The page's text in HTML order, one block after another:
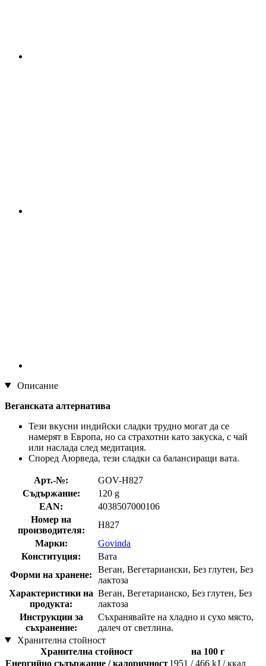
Описание
Веганската алтернатива
Тези вкусни индийски сладки трудно могат да се
намерят в Европа, но са страхотни като закуска, с чай
или наслада след медитация.
Според Аюрведа, тези сладки са балансиращи вата.
Арт.-№:
GOV-H827
Съдържание:
120 g
EAN:
4038507000106
Номер на
производителя:
H827
Марки:
Govinda
Конституция:
Вата
Форми на хранене:
Веган, Вегетариански, Без глутен, Без
лактоза
Характеристики на
продукта:
Веган, Вегетарианско, Без глутен, Без
лактоза
Инструкции за
съхранение:
Съхранявайте на хладно и сухо място,
далеч от светлина.
Хранителна стойност
Хранителна стойност
на 100 г
Енергийно съдържание / калоричност1951 / 466 kJ / ккал